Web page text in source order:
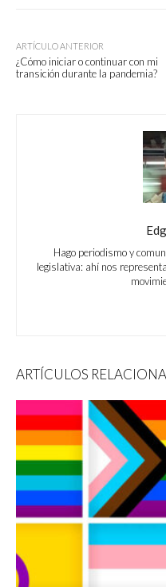
ARTÍCULO ANTERIOR
¿Cómo iniciar o continuar con mi
transición durante la pandemia?
Hago periodismo y
legislativa: ahí nos
ARTÍCULOS